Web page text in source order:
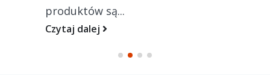
produktów są...
Czytaj dalej